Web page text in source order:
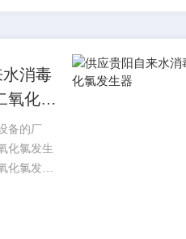
过滤器，
消毒
氧化氯
备的厂
化氯发生
化氯发生
，缓释消